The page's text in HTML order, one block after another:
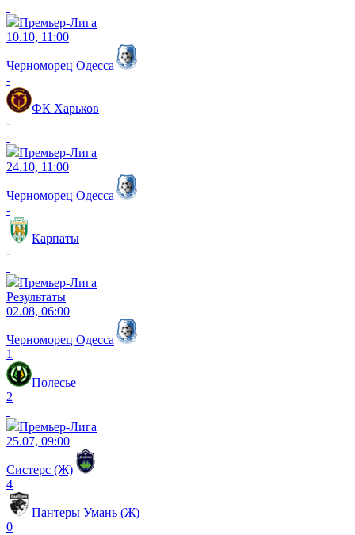
Премьер-Лига
10.10, 11:00
Черноморец Одесса
-
ФК Харьков
-
Премьер-Лига
24.10, 11:00
Черноморец Одесса
-
Карпаты
-
Премьер-Лига
Результаты
02.08, 06:00
Черноморец Одесса
1
Полесье
2
Премьер-Лига
25.07, 09:00
Систерс (Ж)
4
Пантеры Умань (Ж)
0